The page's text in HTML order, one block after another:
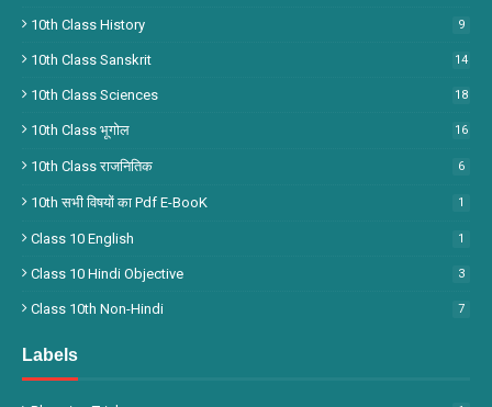
10th Class History 9
10th Class Sanskrit 14
10th Class Sciences 18
10th Class भूगोल 16
10th Class राजनितिक 6
10th सभी विषयों का Pdf E-BooK 1
Class 10 English 1
Class 10 Hindi Objective 3
Class 10th Non-Hindi 7
Labels